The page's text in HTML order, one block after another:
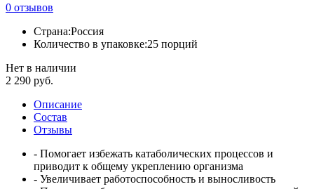
0 отзывов
Страна:Россия
Количество в упаковке:25 порций
Нет в наличии
2 290 руб.
Описание
Cостав
Отзывы
- Помогает избежать катаболических процессов и
приводит к общему укреплению организма
- Увеличивает работоспособность и выносливость